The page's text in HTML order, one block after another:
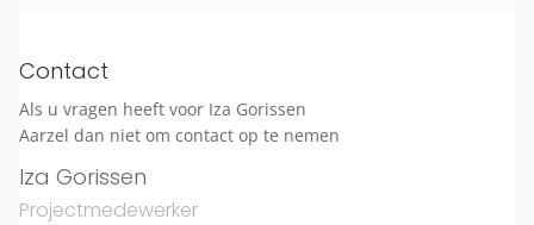
Contact
Als u vragen heeft voor Iza Gorissen
Aarzel dan niet om contact op te nemen
Iza Gorissen
Projectmedewerker